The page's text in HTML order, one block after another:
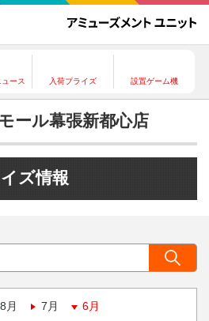
ース 入荷プライズ 設置ゲーム機
ール幕張新都心店
ズ情報
8月 7月 6月